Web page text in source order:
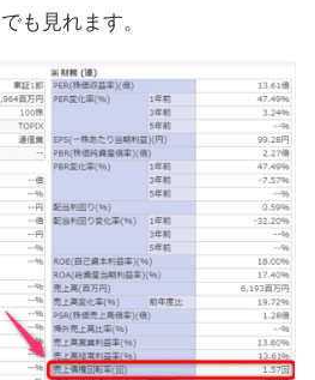
も見れます。